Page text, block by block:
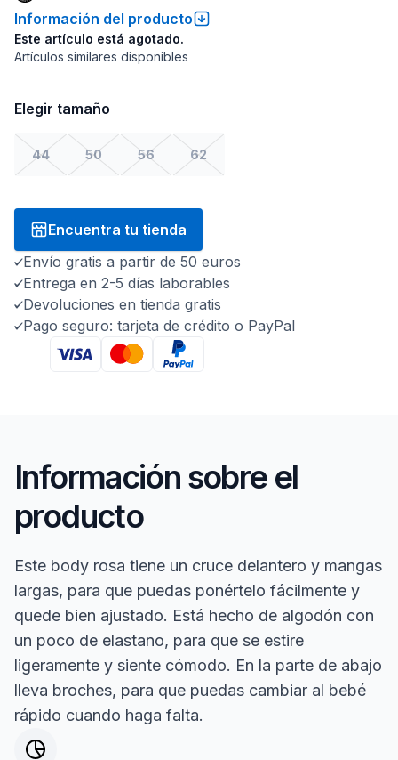
Información del producto
Este artículo está agotado.
Artículos similares disponibles
Elegir tamaño
44 50 56 62
Encuentra tu tienda
Envío gratis a partir de 50 euros
Entrega en 2-5 días laborables
Devoluciones en tienda gratis
Pago seguro: tarjeta de crédito o PayPal
Información sobre el
producto
Este body rosa tiene un cruce delantero y mangas
largas, para que puedas ponértelo fácilmente y
quede bien ajustado. Está hecho de algodón con
un poco de elastano, para que se estire
ligeramente y siente cómodo. En la parte de abajo
lleva broches, para que puedas cambiar al bebé
rápido cuando haga falta.